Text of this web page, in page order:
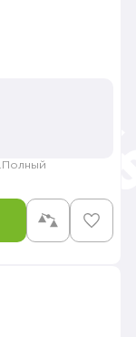
Полный